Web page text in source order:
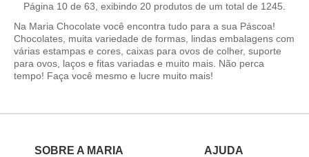
Página 10 de 63, exibindo 20 produtos de um total de 1245.
Na Maria Chocolate você encontra tudo para a sua Páscoa!
Chocolates, muita variedade de formas, lindas embalagens com
várias estampas e cores, caixas para ovos de colher, suporte
para ovos, laços e fitas variadas e muito mais. Não perca
tempo! Faça você mesmo e lucre muito mais!
SOBRE A MARIA
AJUDA